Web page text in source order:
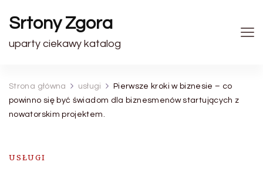
Srtony Zgora
uparty ciekawy katalog
Strona główna usługi
Pierwsze kroki w biznesie – co
powinno się być świadom dla biznesmenów startujących z
nowatorskim projektem.
USŁUGI